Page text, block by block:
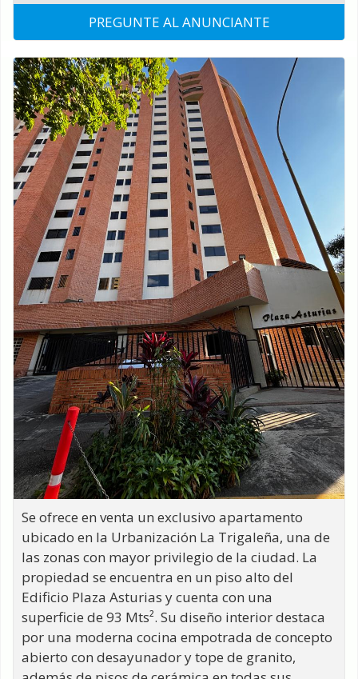
PREGUNTE AL ANUNCIANTE
Se ofrece en venta un exclusivo apartamento
ubicado en la Urbanización La Trigaleña, una de
las zonas con mayor privilegio de la ciudad. La
propiedad se encuentra en un piso alto del
Edificio Plaza Asturias y cuenta con una
superficie de 93 Mts². Su diseño interior destaca
por una moderna cocina empotrada de concepto
abierto con desayunador y tope de granito,